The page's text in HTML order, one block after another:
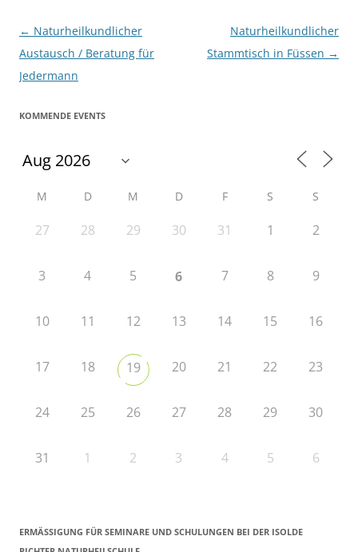
Beitragsnavigation
← Naturheilkundlicher
Austausch / Beratung für
Jedermann
Naturheilkundlicher
Stammtisch in Füssen →
KOMMENDE EVENTS
M D M D F S S
27 28 29 30 31 1 2
3 4 5 6 7 8 9
10 11 12 13 14 15 16
17 18 19 20 21 22 23
24 25 26 27 28 29 30
31 1 2 3 4 5 6
ERMÄSSIGUNG FÜR SEMINARE UND SCHULUNGEN BEI DER ISOLDE R